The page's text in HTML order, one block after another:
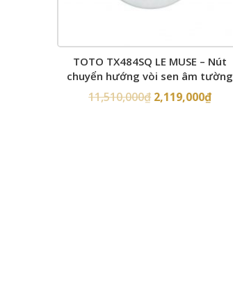
TOTO TX484SQ LE MUSE – Nút
chuyển hướng vòi sen âm tường
11,510,000₫ 2,119,000₫